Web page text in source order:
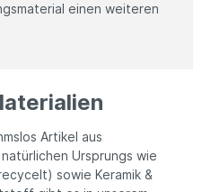
einen weiteren
Artikel aus
Ursprungs wie
sowie Keramik &